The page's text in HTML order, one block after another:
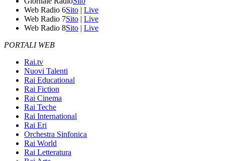
Web Radio 6Sito | Live
Web Radio 7Sito | Live
Web Radio 8Sito | Live
PORTALI WEB
Rai.tv
Nuovi Talenti
Rai Educational
Rai Fiction
Rai Cinema
Rai Teche
Rai International
Rai Eri
Orchestra Sinfonica
Rai World
Rai Letteratura